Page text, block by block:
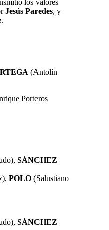
los valores
Jesús Paredes, y
(Antolín
Porteros
SÁNCHEZ
POLO (Salustiano
SÁNCHEZ